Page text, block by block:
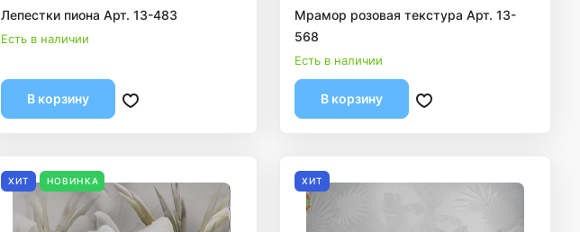
Лепестки пиона Арт. 13-483
Есть в наличии
В корзину
Мрамор розовая текстура Арт. 13-
568
Есть в наличии
В корзину
ХИТ НОВИНКА ХИТ